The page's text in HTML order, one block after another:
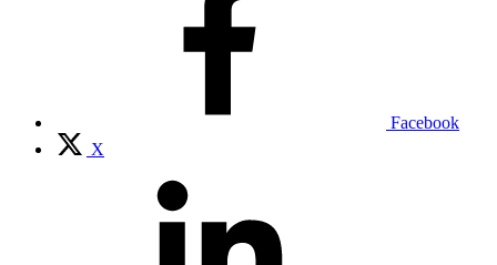
Facebook
X